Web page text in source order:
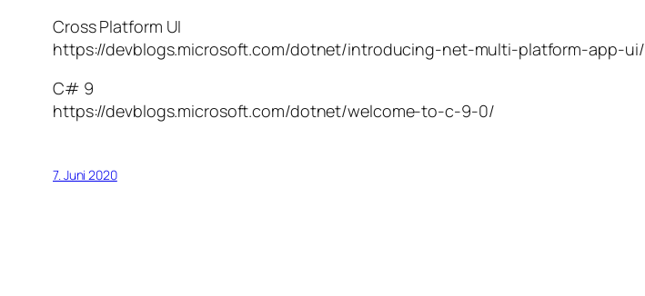
Cross Platform UI
https://devblogs.microsoft.com/dotnet/introducing-net-multi-platform-app-ui/
C# 9
https://devblogs.microsoft.com/dotnet/welcome-to-c-9-0/
7. Juni 2020